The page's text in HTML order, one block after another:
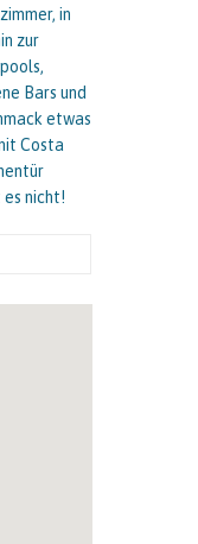
in
zur
Bars und
etwas
Costa
nicht!